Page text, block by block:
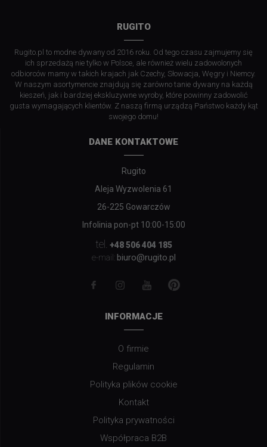
RUGITO
Rugito.pl to modne dywany od 2016 roku. Od tego czasu zajmujemy się
ich sprzedażą nie tylko w Polsce, ale również wielu zadowolonych
odbiorców mamy w takich krajach jak Czechy, Słowacja, Węgry i Niemcy.
W naszym asortymencie znajdują się zarówno tanie dywany na każdą
kieszeń, jak i bardziej ekskluzywne wyroby, które powinny zadowolić
gusta wymagających klientów. Z naszą firmą urządzą Państwo każdy kąt
swojego domu!
DANE KONTAKTOWE
Rugito
Aleja Wyzwolenia 61
26-225 Gowarczów
Infolinia pon-pt 10:00-15:00
tel.
+48 506 404 185
e-mail: biuro@rugito.pl
INFORMACJE
O firmie
Regulamin
Polityka plików cookie
Kontakt
Polityka prywatności
Współpraca B2B